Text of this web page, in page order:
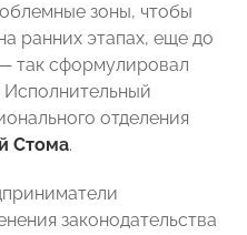
зоны, чтобы
ранних этапах, еще до
так сформулировал
Исполнительный
отделения
Стома.
законодательства